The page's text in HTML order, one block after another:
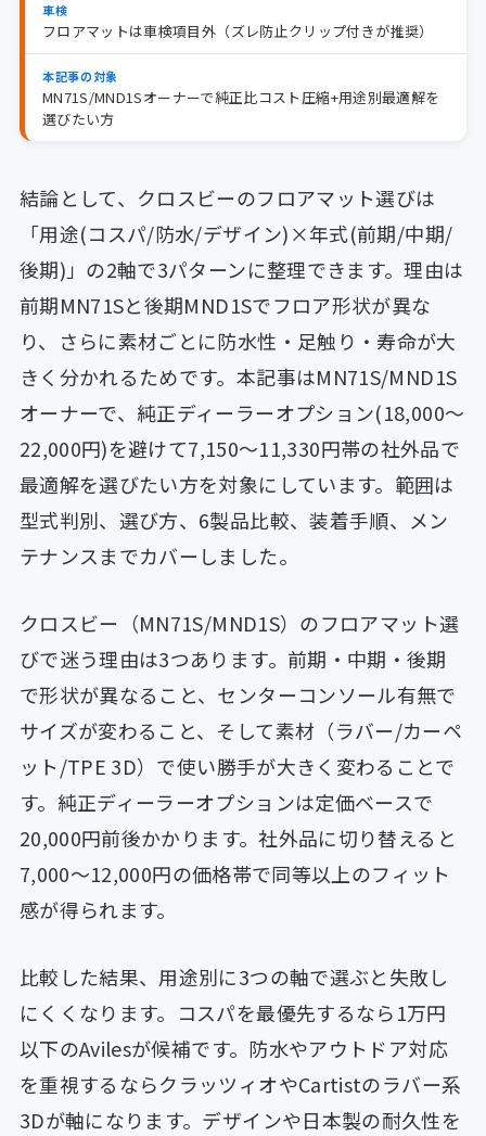
車検
フロアマットは車検項目外（ズレ防止クリップ付きが推奨）
本記事の対象
MN71S/MND1Sオーナーで純正比コスト圧縮+用途別最適解を
選びたい方
結論として、クロスビーのフロアマット選びは
「用途(コスパ/防水/デザイン)×年式(前期/中期/
後期)」の2軸で3パターンに整理できます。理由は
前期MN71Sと後期MND1Sでフロア形状が異な
り、さらに素材ごとに防水性・足触り・寿命が大
きく分かれるためです。本記事はMN71S/MND1S
オーナーで、純正ディーラーオプション(18,000〜
22,000円)を避けて7,150〜11,330円帯の社外品で
最適解を選びたい方を対象にしています。範囲は
型式判別、選び方、6製品比較、装着手順、メン
テナンスまでカバーしました。
クロスビー（MN71S/MND1S）のフロアマット選
びで迷う理由は3つあります。前期・中期・後期
で形状が異なること、センターコンソール有無で
サイズが変わること、そして素材（ラバー/カーペ
ット/TPE 3D）で使い勝手が大きく変わることで
す。純正ディーラーオプションは定価ベースで
20,000円前後かかります。社外品に切り替えると
7,000〜12,000円の価格帯で同等以上のフィット
感が得られます。
比較した結果、用途別に3つの軸で選ぶと失敗し
にくくなります。コスパを最優先するなら1万円
以下のAvilesが候補です。防水やアウトドア対応
を重視するならクラッツィオやCartistのラバー系
3Dが軸になります。デザインや日本製の耐久性を